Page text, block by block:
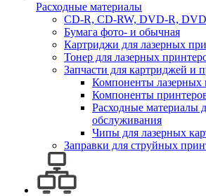
Расходные материалы
CD-R, CD-RW, DVD-R,
Бумага фото- и обычная
Картриджи для лазерных
Тонер для лазерных
Запчасти для картриджей и
Компоненты лазерных
Компоненты
Расходные материалы
обслуживания
Чипы для лазерных
Заправки для струйных